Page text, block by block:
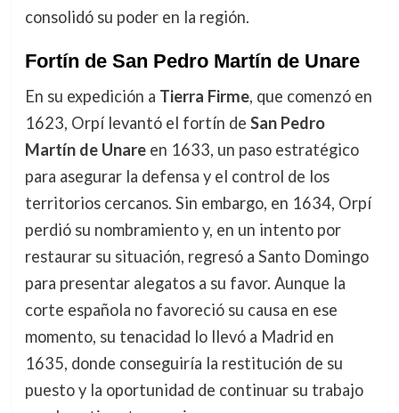
consolidó su poder en la región.
Fortín de San Pedro Martín de Unare
En su expedición a Tierra Firme, que comenzó en
1623, Orpí levantó el fortín de San Pedro
Martín de Unareen 1633, un paso estratégico
para asegurar la defensa y el control de los
territorios cercanos. Sin embargo, en 1634, Orpí
perdió su nombramiento y, en un intento por
restaurar su situación, regresó a Santo Domingo
para presentar alegatos a su favor. Aunque la
corte española no favoreció su causa en ese
momento, su tenacidad lo llevó a Madrid en
1635, donde conseguiría la restitución de su
puesto y la oportunidad de continuar su trabajo